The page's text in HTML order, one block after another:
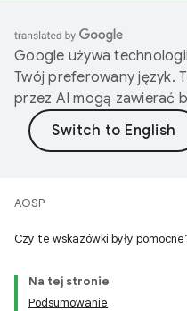
Google używa
Twój preferowany język.
przez AI mogą zawierać
AOSP
Czy te wskazówki były
Na tej stronie
Podsumowanie